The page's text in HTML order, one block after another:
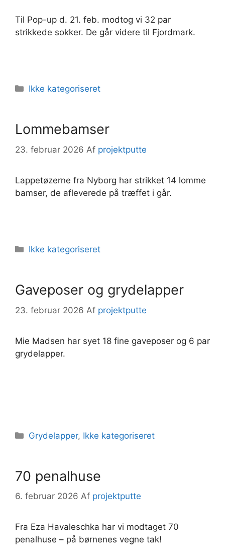
Til Pop-up d. 21. feb. modtog vi 32 par
strikkede sokker. De går videre til Fjordmark.
Kategorier
Ikke kategoriseret
Lommebamser
23. februar 2026 Af projektputte
Lappetøzerne fra Nyborg har strikket 14 lomme
bamser, de afleverede på træffet i går.
Kategorier
Ikke kategoriseret
Gaveposer og grydelapper
23. februar 2026 Af projektputte
Mie Madsen har syet 18 fine gaveposer og 6 par
grydelapper.
Kategorier
Grydelapper, Ikke kategoriseret
70 penalhuse
6. februar 2026 Af projektputte
Fra Eza Havaleschka har vi modtaget 70
penalhuse – på børnenes vegne tak!